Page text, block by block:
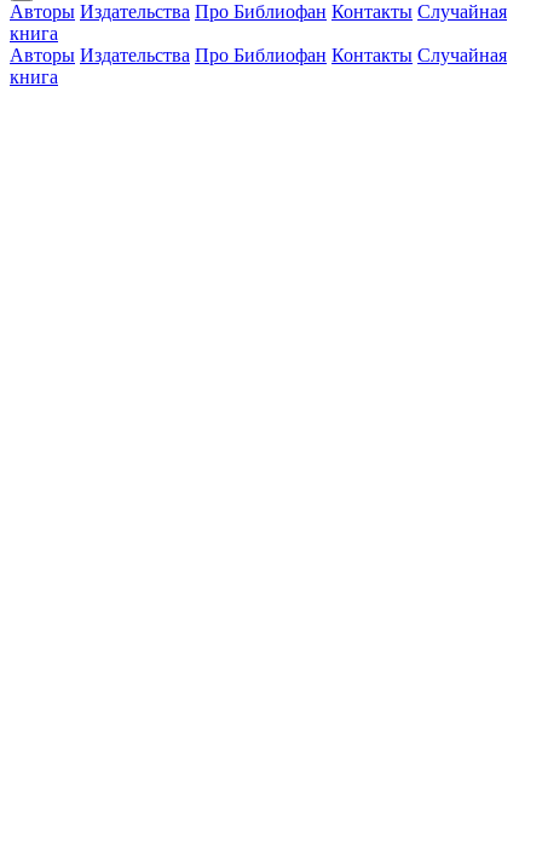
Авторы Издательства Про Библиофан Контакты Случайная
книга
Авторы Издательства Про Библиофан Контакты Случайная
книга